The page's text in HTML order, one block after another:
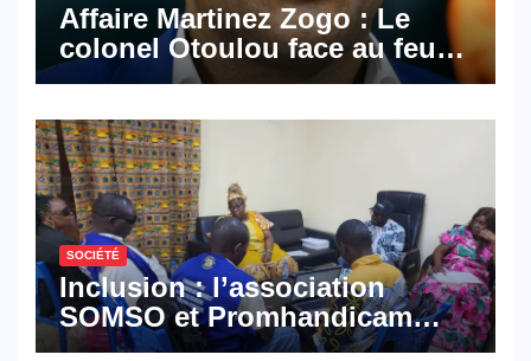
Affaire Martinez Zogo : Le
colonel Otoulou face au feu
croisé des avocats de la
SOCIÉTÉ
Inclusion : l’association
SOMSO et Promhandicam
militent en faveur d’une